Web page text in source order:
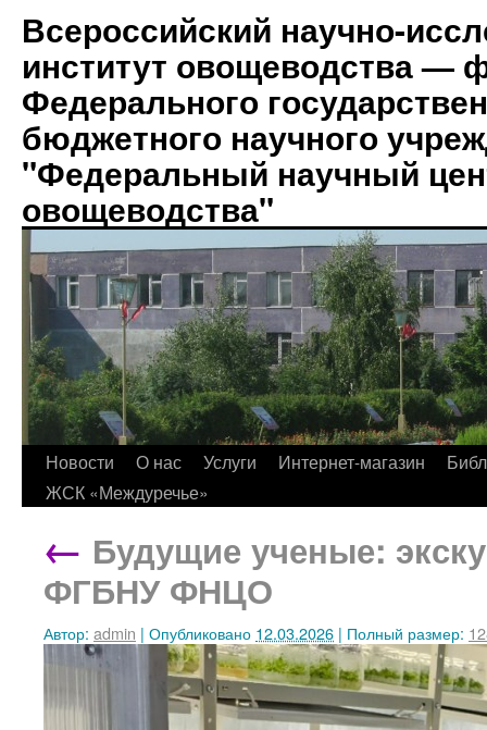
Всероссийский научно-
институт овощеводства —
Федерального
бюджетного научного
"Федеральный научный
овощеводства"
Новости О нас Услуги Интернет-магазин
ЖСК «Междуречье»
← Будущие ученые:
ФГБНУ ФНЦО
Автор: admin | Опубликовано 12.03.2026 | Полный размер: